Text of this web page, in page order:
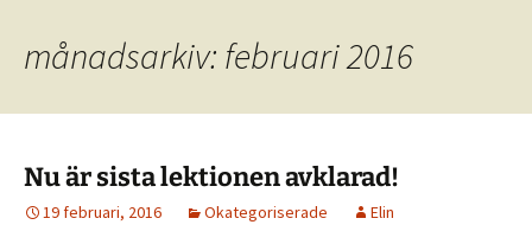
månadsarkiv: februari 2016
Nu är sista lektionen avklarad!
19 februari, 2016 Okategoriserade Elin